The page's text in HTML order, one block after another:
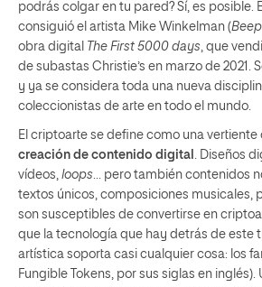
podrás colgar en tu pared? Sí, es posible.
consiguió el artista Mike Winkelman (
obra digital The First 5000 days, que
de subastas Christie’s en marzo de 2021.
y ya se considera toda una nueva
coleccionistas de arte en todo el mundo.
El criptoarte se define como una
creación de contenido digital . Diseños
vídeos, loops… pero también contenidos
textos únicos, composiciones musicales,
son susceptibles de convertirse en
que la tecnología que hay detrás de este
artística soporta casi cualquier cosa: los
Fungible Tokens, por sus siglas en